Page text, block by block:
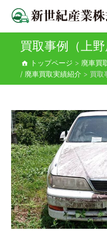
新世紀産業株式
買取事例（上野
トップページ > 廃車買
/ 廃車買取実績紹介 > 買取